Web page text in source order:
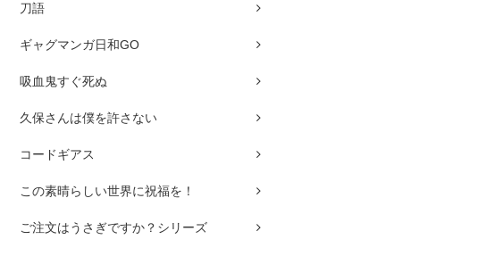
刀語
ギャグマンガ日和GO
吸血鬼すぐ死ぬ
久保さんは僕を許さない
コードギアス
この素晴らしい世界に祝福を！
ご注文はうさぎですか？シリーズ